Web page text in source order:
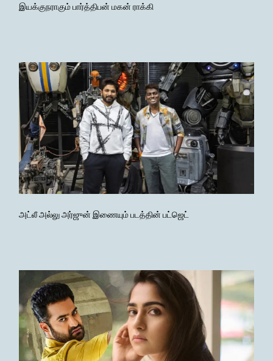
இயக்குநராகும் பார்த்திபன் மகன் ராக்கி
அட்லீ அல்லு அர்ஜுன் இணையும் படத்தின் பட்ஜெட்